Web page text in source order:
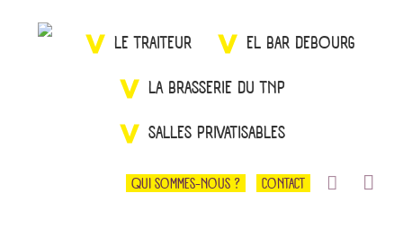
LE TRAITEUR
EL BAR DEBOURG
LA BRASSERIE DU TNP
SALLES PRIVATISABLES
QUI SOMMES-NOUS ? CONTACT